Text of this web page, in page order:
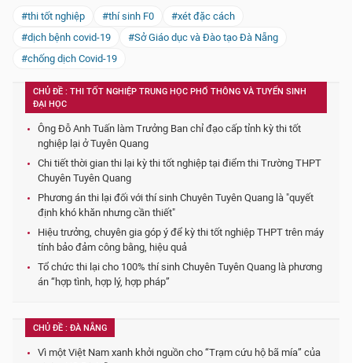
#thi tốt nghiệp
#thí sinh F0
#xét đặc cách
#dịch bệnh covid-19
#Sở Giáo dục và Đào tạo Đà Nẵng
#chống dịch Covid-19
CHỦ ĐỀ : THI TỐT NGHIỆP TRUNG HỌC PHỔ THÔNG VÀ TUYỂN SINH
ĐẠI HỌC
Ông Đỗ Anh Tuấn làm Trưởng Ban chỉ đạo cấp tỉnh kỳ thi tốt
nghiệp lại ở Tuyên Quang
Chi tiết thời gian thi lại kỳ thi tốt nghiệp tại điểm thi Trường THPT
Chuyên Tuyên Quang
Phương án thi lại đối với thí sinh Chuyên Tuyên Quang là "quyết
định khó khăn nhưng cần thiết"
Hiệu trưởng, chuyên gia góp ý để kỳ thi tốt nghiệp THPT trên máy
tính bảo đảm công bằng, hiệu quả
Tổ chức thi lại cho 100% thí sinh Chuyên Tuyên Quang là phương
án “hợp tình, hợp lý, hợp pháp”
CHỦ ĐỀ : ĐÀ NẴNG
Vì một Việt Nam xanh khởi nguồn cho “Trạm cứu hộ bã mía” của